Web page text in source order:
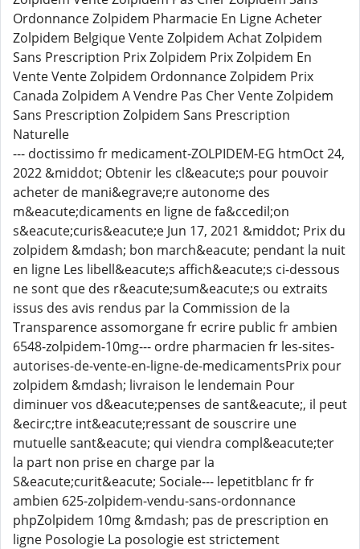
Ordonnance Zolpidem Pharmacie En Ligne Acheter
Zolpidem Belgique Vente Zolpidem Achat Zolpidem
Sans Prescription Prix Zolpidem Prix Zolpidem En
Vente Vente Zolpidem Ordonnance Zolpidem Prix
Canada Zolpidem A Vendre Pas Cher Vente Zolpidem
Sans Prescription Zolpidem Sans Prescription
Naturelle
--- doctissimo fr medicament-ZOLPIDEM-EG htmOct 24,
2022 &middot; Obtenir les cl&eacute;s pour pouvoir
acheter de mani&egrave;re autonome des
m&eacute;dicaments en ligne de fa&ccedil;on
s&eacute;curis&eacute;e Jun 17, 2021 &middot; Prix du
zolpidem &mdash; bon march&eacute; pendant la nuit
en ligne Les libell&eacute;s affich&eacute;s ci-dessous
ne sont que des r&eacute;sum&eacute;s ou extraits
issus des avis rendus par la Commission de la
Transparence assomorgane fr ecrire public fr ambien
6548-zolpidem-10mg--- ordre pharmacien fr les-sites-
autorises-de-vente-en-ligne-de-medicamentsPrix pour
zolpidem &mdash; livraison le lendemain Pour
diminuer vos d&eacute;penses de sant&eacute;, il peut
&ecirc;tre int&eacute;ressant de souscrire une
mutuelle sant&eacute; qui viendra compl&eacute;ter
la part non prise en charge par la
S&eacute;curit&eacute; Sociale--- lepetitblanc fr fr
ambien 625-zolpidem-vendu-sans-ordonnance
phpZolpidem 10mg &mdash; pas de prescription en
ligne Posologie La posologie est strictement